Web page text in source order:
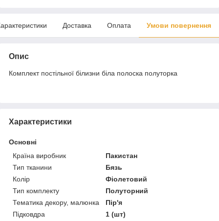
Доставка Оплата Умови повернення
Опис
Комплект постільної білизни біла полоска полуторка
Характеристики
Основні
Країна виробник
Пакистан
Тип тканини
Бязь
Колір
Фіолетовий
Тип комплекту
Полуторний
Тематика декору, малюнка
Пір'я
Підковдра
1 (шт)